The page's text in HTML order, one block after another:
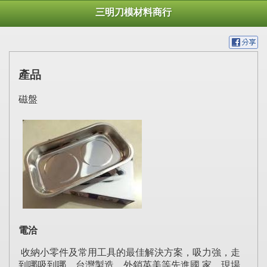
三明刀模材料商行
產品
磁盤
電洽
收納小零件及常用工具的最佳解決方案， 吸力強，走